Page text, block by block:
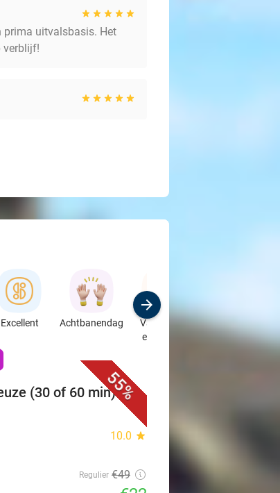
prima uitvalsbasis. Het
verblijf!
Excellent Achtbanendag
Vakantie in
eigen land
Speciaalzaken
& Auto's
55%
(30 of 60 min) of
10.0 star
Regulier €49